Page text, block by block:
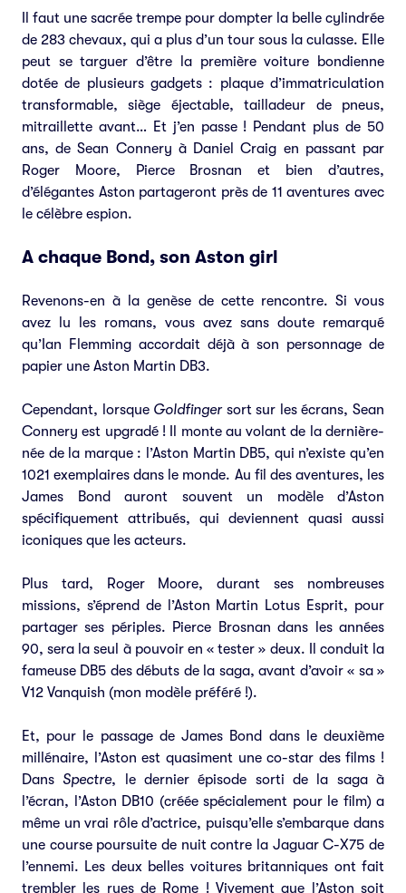
Il faut une sacrée trempe pour dompter la belle cylindrée
de 283 chevaux, qui a plus d’un tour sous la culasse. Elle
peut se targuer d’être la première voiture bondienne
dotée de plusieurs gadgets : plaque d’immatriculation
transformable, siège éjectable, tailladeur de pneus,
mitraillette avant… Et j’en passe ! Pendant plus de 50
ans, de Sean Connery à Daniel Craig en passant par
Roger Moore, Pierce Brosnan et bien d’autres,
d’élégantes Aston partageront près de 11 aventures avec
le célèbre espion.
A chaque Bond, son Aston girl
Revenons-en à la genèse de cette rencontre. Si vous
avez lu les romans, vous avez sans doute remarqué
qu’Ian Flemming accordait déjà à son personnage de
papier une Aston Martin DB3.
Cependant, lorsque Goldfingersort sur les écrans, Sean
Connery est upgradé ! Il monte au volant de la dernière-
née de la marque : l’Aston Martin DB5, qui n’existe qu’en
1021 exemplaires dans le monde. Au fil des aventures, les
James Bond auront souvent un modèle d’Aston
spécifiquement attribués, qui deviennent quasi aussi
iconiques que les acteurs.
Plus tard, Roger Moore, durant ses nombreuses
missions, s’éprend de l’Aston Martin Lotus Esprit, pour
partager ses périples. Pierce Brosnan dans les années
90, sera la seul à pouvoir en « tester » deux. Il conduit la
fameuse DB5 des débuts de la saga, avant d’avoir « sa »
V12 Vanquish (mon modèle préféré !).
Et, pour le passage de James Bond dans le deuxième
millénaire, l’Aston est quasiment une co-star des films !
Dans Spectre, le dernier épisode sorti de la saga à
l’écran, l’Aston DB10 (créée spécialement pour le film) a
même un vrai rôle d’actrice, puisqu’elle s’embarque dans
une course poursuite de nuit contre la Jaguar C-X75 de
l’ennemi. Les deux belles voitures britanniques ont fait
trembler les rues de Rome ! Vivement que l’Aston soit